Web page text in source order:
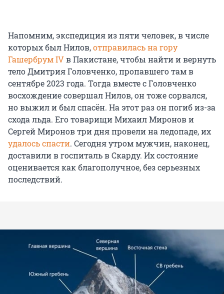
Напомним, экспедиция из пяти человек, в числе
которых был Нилов,отправилась на гору
Гашербрум IVв Пакистане, чтобы найти и вернуть
тело Дмитрия Головченко, пропавшего там в
сентябре 2023 года. Тогда вместе с Головченко
восхождение совершал Нилов, он тоже сорвался,
но выжил и был спасён. На этот раз он погиб из-за
схода льда. Его товарищи Михаил Миронов и
Сергей Миронов три дня провели на ледопаде, их
удалось спасти. Сегодня утром мужчин, наконец,
доставили в госпиталь в Скарду. Их состояние
оценивается как благополучное, без серьезных
последствий.